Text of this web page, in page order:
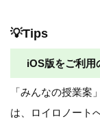
💡Tips
iOS版をご利用
「みんなの授業案
は、ロイロノート